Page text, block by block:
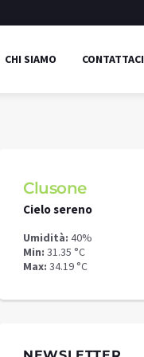
CHI SIAMO CONTATTACI
Clusone
Cielo sereno
Umidità: 40%
Min: 31.35 °C
Max: 34.19 °C